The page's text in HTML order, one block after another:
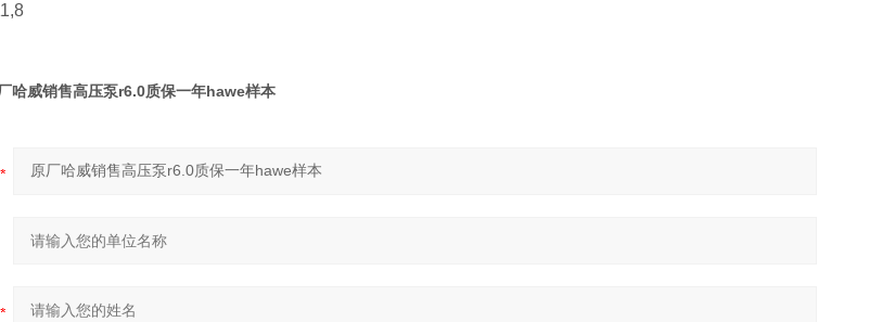
哈威销售高压泵r6.0质保一年hawe样本